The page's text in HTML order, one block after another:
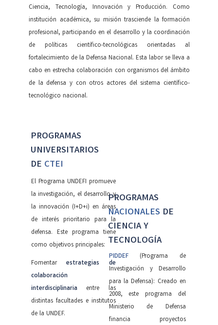
Ciencia, Tecnología, Innovación y Producción. Como
institución académica, su misión trasciende la formación
profesional, participando en el desarrollo y la coordinación
de políticas científico-tecnológicas orientadas al
fortalecimiento de la Defensa Nacional. Esta labor se lleva a
cabo en estrecha colaboración con organismos del ámbito
de la defensa y con otros actores del sistema científico-
tecnológico nacional.
PROGRAMAS
UNIVERSITARIOS
DE CTEI
El Programa UNDEFI promueve
la investigación, el desarrollo y
la innovación (I+D+i) en áreas
de interés prioritario para la
defensa. Este programa tiene
como objetivos principales:
Fomentarestrategias de
colaboración
interdisciplinaria
entre las
distintas facultades e institutos
de la UNDEF.
PROGRAMAS
NACIONALES DE
CIENCIA Y
TECNOLOGÍA
PIDDEF
(Programa de
Investigación y Desarrollo
para la Defensa): Creado en
2008, este programa del
Ministerio de Defensa
financia proyectos